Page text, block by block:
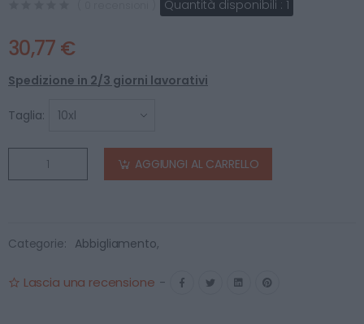
Quantità disponibili : 1
30,77 €
Spedizione in 2/3 giorni lavorativi
Taglia:
AGGIUNGI AL CARRELLO
Categorie: Abbigliamento,
Lascia una recensione -